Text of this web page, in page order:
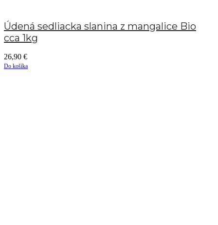
Údená sedliacka slanina z mangalice Bio
cca 1kg
26,90 €
Do košíka